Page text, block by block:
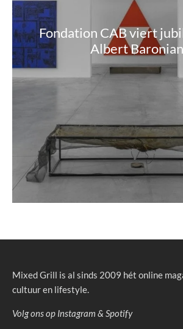
Fondation CAB viert
Albert Baronian
Mixed Grill is al sinds 2009 hét online
cultuur en lifestyle.
Volg ons op Instagram & Spotify